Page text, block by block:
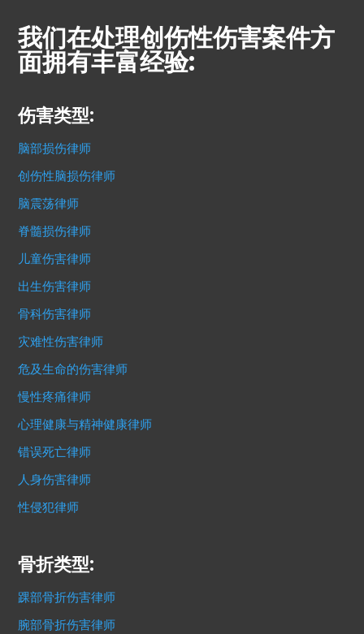
我们在处理创伤性伤害案件方
面拥有丰富经验:
伤害类型:
脑部损伤律师
创伤性脑损伤律师
脑震荡律师
脊髓损伤律师
儿童伤害律师
出生伤害律师
骨科伤害律师
灾难性伤害律师
危及生命的伤害律师
慢性疼痛律师
心理健康与精神健康律师
错误死亡律师
人身伤害律师
性侵犯律师
骨折类型:
踝部骨折伤害律师
腕部骨折伤害律师